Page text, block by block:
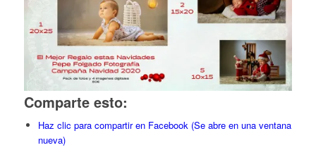
Comparte esto:
Haz clic para compartir en Facebook (Se abre en una ventana
nueva)